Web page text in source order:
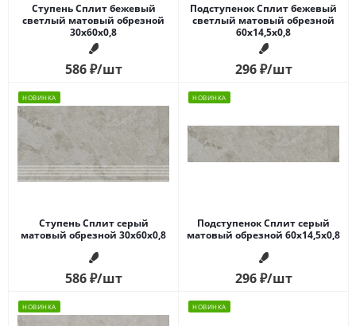
Ступень Сплит бежевый
светлый матовый обрезной
30x60x0,8
586₽/шт
Подступенок Сплит бежевый
светлый матовый обрезной
60x14,5x0,8
296₽/шт
НОВИНКА
Ступень Сплит серый
матовый обрезной 30x60x0,8
586₽/шт
НОВИНКА
Подступенок Сплит серый
матовый обрезной 60x14,5x0,8
296₽/шт
НОВИНКА НОВИНКА